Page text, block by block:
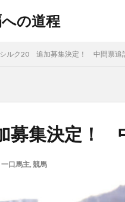
の道程
シルク20 追加募集決定！ 中間票追
集決定！
一口馬主, 競馬